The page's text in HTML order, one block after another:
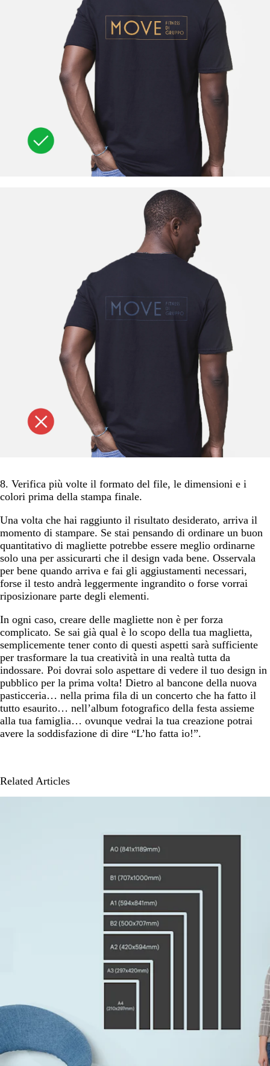
8. Verifica più volte il formato del file, le dimensioni e i
colori prima della stampa finale.
Una volta che hai raggiunto il risultato desiderato, arriva il
momento di stampare. Se stai pensando di ordinare un buon
quantitativo di magliette potrebbe essere meglio ordinarne
solo una per assicurarti che il design vada bene. Osservala
per bene quando arriva e fai gli aggiustamenti necessari,
forse il testo andrà leggermente ingrandito o forse vorrai
riposizionare parte degli elementi.
In ogni caso, creare delle magliette non è per forza
complicato. Se sai già qual è lo scopo della tua maglietta,
semplicemente tener conto di questi aspetti sarà sufficiente
per trasformare la tua creatività in una realtà tutta da
indossare. Poi dovrai solo aspettare di vedere il tuo design in
pubblico per la prima volta! Dietro al bancone della nuova
pasticceria… nella prima fila di un concerto che ha fatto il
tutto esaurito… nell’album fotografico della festa assieme
alla tua famiglia… ovunque vedrai la tua creazione potrai
avere la soddisfazione di dire “L’ho fatta io!”.
Related Articles